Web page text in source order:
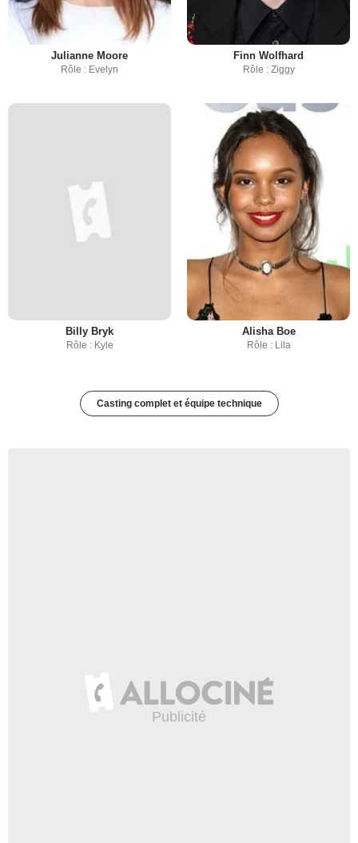
Julianne Moore
Rôle : Evelyn
Finn Wolfhard
Rôle : Ziggy
Billy Bryk
Rôle : Kyle
Alisha Boe
Rôle : Lila
Casting complet et équipe technique